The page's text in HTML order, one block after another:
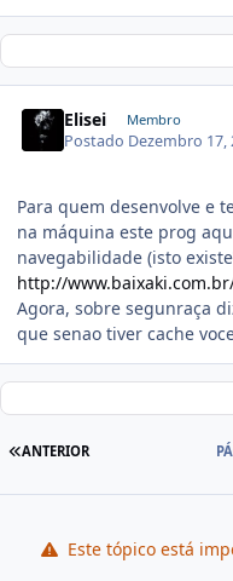
Elisei Membro
Postado Dezembro 17,
Para quem desenvolve e
na máquina este prog
navegabilidade (isto
http://
Agora, sobre segunraça
que senao tiver cache
ANTERIOR
Este tópico está